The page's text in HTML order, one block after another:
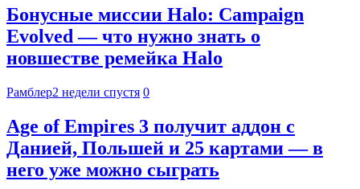
Бонусные миссии Halo: Campaign
Evolved — что нужно знать о
новшестве ремейка Halo
Рамблер2 недели спустя 0
Age of Empires 3 получит аддон с
Данией, Польшей и 25 картами — в
него уже можно сыграть